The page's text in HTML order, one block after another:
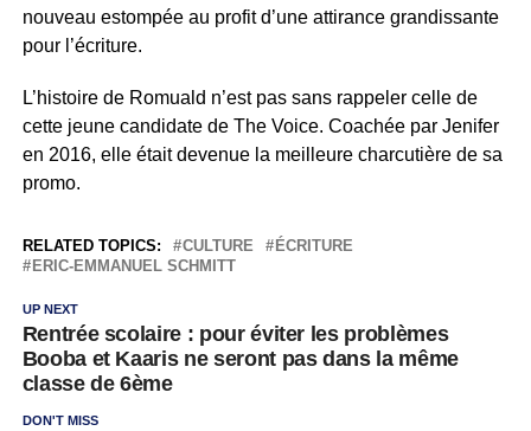
nouveau estompée au profit d’une attirance grandissante
pour l’écriture.
L’histoire de Romuald n’est pas sans rappeler celle de
cette jeune candidate de The Voice. Coachée par Jenifer
en 2016, elle était devenue la meilleure charcutière de sa
promo.
RELATED TOPICS: CULTURE
ÉCRITURE
ERIC-EMMANUEL SCHMITT
UP NEXT
Rentrée scolaire : pour éviter les problèmes
Booba et Kaaris ne seront pas dans la même
classe de 6ème
DON'T MISS